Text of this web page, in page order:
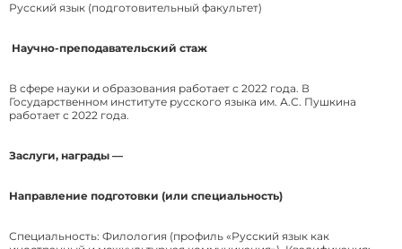
Русский язык (подготовительный факультет)
Научно-преподавательский стаж
В сфере науки и образования работает с 2022 года. В
Государственном институте русского языка им. А.С. Пушкина
работает с 2022 года.
Заслуги, награды —
Направление подготовки (или специальность)
Специальность: Филология (профиль «Русский язык как